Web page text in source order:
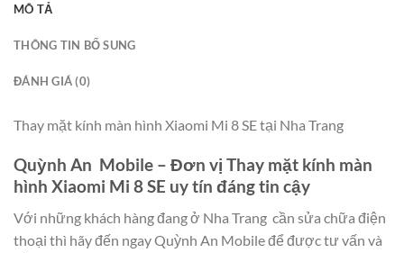
MÔ TẢ
THÔNG TIN BỔ SUNG
ĐÁNH GIÁ (0)
Thay mặt kính màn hình Xiaomi Mi 8 SE tại Nha Trang
Quỳnh An Mobile – Đơn vị Thay mặt kính màn
hình Xiaomi Mi 8 SE uy tín đáng tin cậy
Với những khách hàng đang ở Nha Trang cần sửa chữa điện
thoại thì hãy đến ngay Quỳnh An Mobile để được tư vấn và